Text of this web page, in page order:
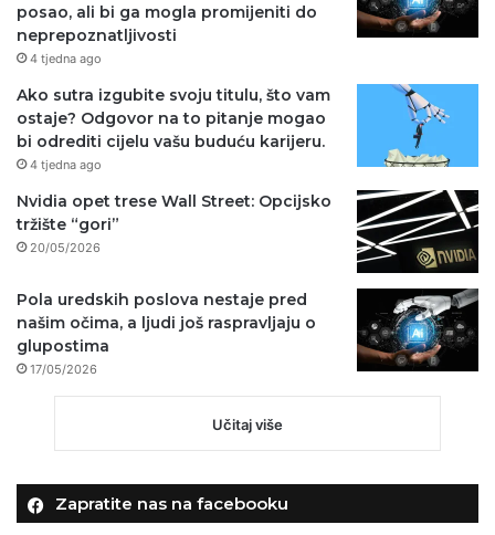
posao, ali bi ga mogla promijeniti do
neprepoznatljivosti
4 tjedna ago
Ako sutra izgubite svoju titulu, što vam
ostaje? Odgovor na to pitanje mogao
bi odrediti cijelu vašu buduću karijeru.
4 tjedna ago
Nvidia opet trese Wall Street: Opcijsko
tržište “gori”
20/05/2026
Pola uredskih poslova nestaje pred
našim očima, a ljudi još raspravljaju o
glupostima
17/05/2026
Učitaj više
Zapratite nas na facebooku